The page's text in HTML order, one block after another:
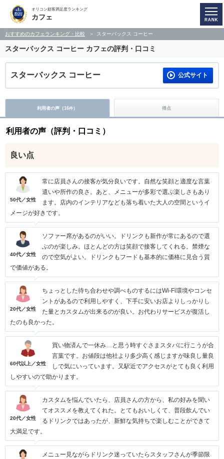
オリコン顧客満足度ランキング
カフェ
おすすめのカフェランキング・比較 スターバックス コーヒー
スターバックス コーヒー カフェの評判・口コミ
スターバックス コーヒー 公式サイト
利用者の声（16件） 得点
利用者の声（評判・口コミ）
良い点
50代／女性
常に店員さんの接客が気分良いです。自然な笑顔と適度な言葉
遣いや所作の良さ。あと、メニューが多彩で選ぶ楽しさもあり
ます。店内のインテリアなども落ち着いた大人の空間というイ
メージが好きです。
40代／女性
ソファー席があるのがいい。ドリンクも新作が常にあるので選
ぶのが楽しみ。ほとんどの方は笑顔で接客してくれる。禁煙な
ので空気がよい。ドリンクもフードも基本的に価格に見合う質
で価値がある。
20代／女性
ちょっとした待ち合わせや調べものするにはWi-Fi環境やコンセ
ントがあるので利用しやすく、下手に安いお店よりしっかりし
た量とカスタムが出来るのが良い。お代わりサービスが復活し
たのも良かった。
60代以上／女性
買い物済んで一休み…と思う時すぐさまスタバに行こうが合
言葉です。お値段は他社より多少高く感じますが味良し量良
しで気にいっています。又駅近でアクセスがとても良く利用
しやすいので助かります。
20代／女性
カスタムを悩んでいたら、店員さんの方から、私の好みを聞い
てオススメを教えてくれた。とてもおいしくて、普段飲んでい
るドリンクではあったが、新鮮な気持ちで楽しむことができて
大満足です。
メニュー見ながらドリンク迷っていたらスタッフさんが季節限